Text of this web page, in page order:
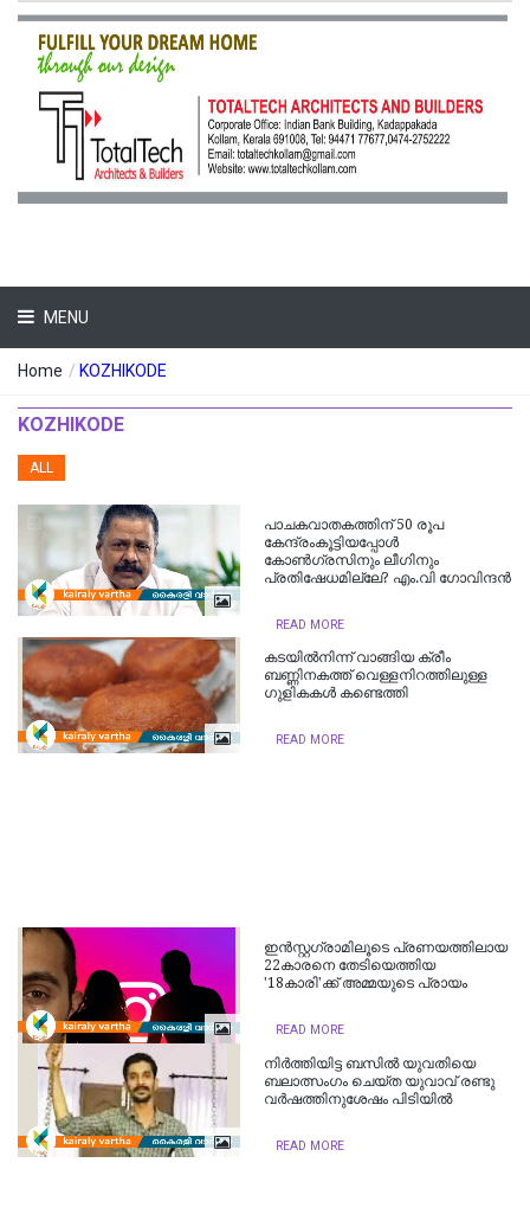
MENU
Home / KOZHIKODE
KOZHIKODE
ALL
പാചകവാതകത്തിന് 50 രൂപ
കേന്ദ്രംകൂട്ടിയപ്പോൾ
കോൺഗ്രസിനും ലീഗിനും
പ്രതിഷേധമില്ലേ? എം.വി ഗോവിന്ദൻ
READ MORE
കടയിൽനിന്ന് വാങ്ങിയ ക്രീം
ബണ്ണിനകത്ത് വെള്ളനിറത്തിലുള്ള
ഗുളികകൾ കണ്ടെത്തി
READ MORE
ഇൻസ്റ്റഗ്രാമിലൂടെ പ്രണയത്തിലായ
22കാരനെ തേടിയെത്തിയ
'18കാരി'ക്ക് അമ്മയുടെ പ്രായം
READ MORE
നിർത്തിയിട്ട ബസിൽ യുവതിയെ
ബലാത്സംഗം ചെയ്ത യുവാവ് രണ്ടു
വർഷത്തിനുശേഷം പിടിയിൽ
READ MORE